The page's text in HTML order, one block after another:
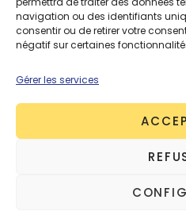
navigation ou des identifiants
consentir ou de retirer votre
négatif sur certaines
Gérer les services